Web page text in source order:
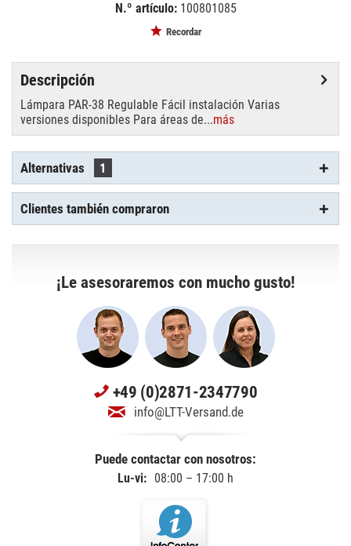
N.º artículo: 100801085
Recordar
Descripción
Lámpara PAR-38 Regulable Fácil instalación Varias
versiones disponibles Para áreas de...más
Alternativas 1
Clientes también compraron
¡Le asesoraremos con mucho gusto!
+49 (0)2871-2347790
info@LTT-Versand.de
Puede contactar con nosotros:
Lu-vi: 08:00 – 17:00 h